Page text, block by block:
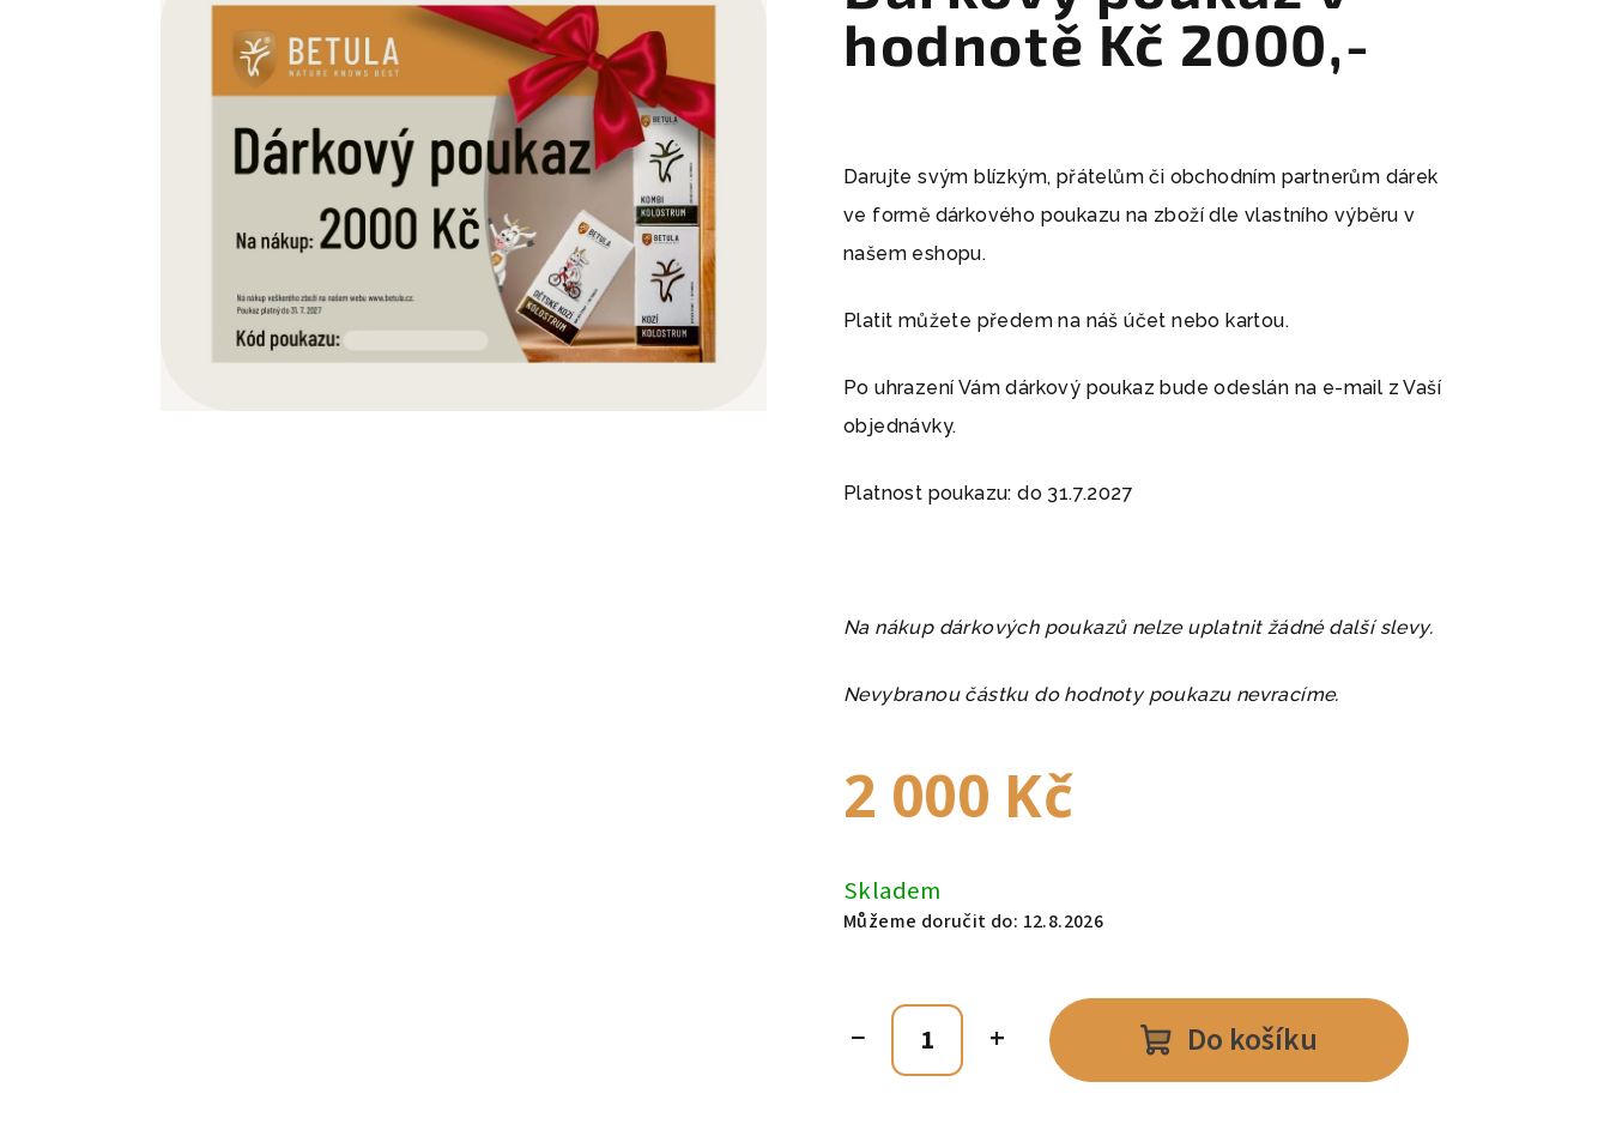
hodnotě Kč 2000,-
Darujte svým blízkým, přátelům či obchodním partnerům dárek
ve formě dárkového poukazu na zboží dle vlastního výběru v
našem eshopu.
Platit můžete předem na náš účet nebo kartou.
Po uhrazení Vám dárkový poukaz bude odeslán na e-mail z Vaší
objednávky.
Platnost poukazu: do 31.7.2027
Na nákup dárkových poukazů nelze uplatnit žádné další slevy.
Nevybranou částku do hodnoty poukazu nevracíme.
2 000 Kč
cena:
Skladem
Můžeme doručit do: 12.8.2026
+
− Do košíku